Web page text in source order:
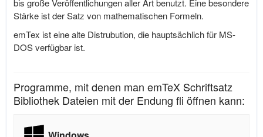
bis große Veröffentlichungen aller Art benutzt. Eine besondere
Stärke ist der Satz von mathematischen Formeln.
emTex ist eine alte Distrubution, die hauptsächlich für MS-
DOS verfügbar ist.
Programme, mit denen man emTeX Schriftsatz
Bibliothek Dateien mit der Endung fli öffnen kann: